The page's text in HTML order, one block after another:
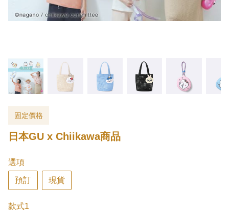
固定價格
日本GU x Chiikawa商品
選項
預訂 現貨
款式1